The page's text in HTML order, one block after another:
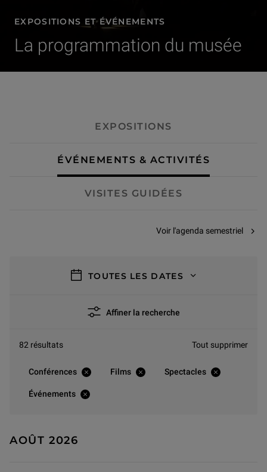
EXPOSITIONS ET ÉVÉNEMENTS
La programmation du musée
EXPOSITIONS
ÉVÉNEMENTS & ACTIVITÉS
VISITES GUIDÉES
Voir l'agenda semestriel
TOUTES LES DATES
Affiner la recherche
82 résultats Tout supprimer
Conférences Films Spectacles
Événements
AOÛT 2026